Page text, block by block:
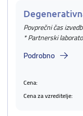
Povprečni čas
* Partnerski
Podrobno
Cena:
Cena za vzreditelje: